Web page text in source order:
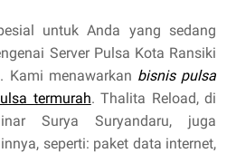
untuk Anda yang sedang
Server Pulsa Kota Ransiki
Kami menawarkan bisnis pulsa
termurah. Thalita Reload, di
Surya Suryandaru, juga
seperti: paket data internet,